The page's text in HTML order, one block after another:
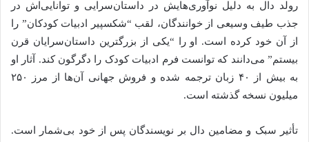
رولد دال به دلیل نوآوری‌هایش در داستان‌سرایی و توانایی‌اش در
جذب طیف وسیعی از خوانندگان، لقب “شکسپیر ادبیات کودکان” را
از آن خود کرده است. او را “یکی از بزرگترین داستان‌سرایان قرن
بیستم” می‌دانند که توانست فرم ادبیات کودک را دگرگون کند. آثار او
به بیش از ۴۰ زبان ترجمه شده و فروش جهانی آن‌ها از مرز ۲۵۰
میلیون نسخه گذشته است.
تأثیر سبک و مضامین دال بر نویسندگان پس از خود بی‌شمار است.